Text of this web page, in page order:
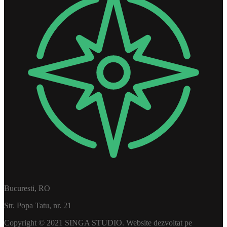
Bucuresti, RO
Str. Popa Tatu, nr. 21
Copyright © 2021 SINGA STUDIO. Website dezvoltat pe